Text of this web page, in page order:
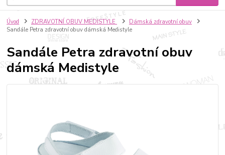
Úvod ZDRAVOTNÍ OBUV MEDISTYLE
Dámská zdravotní obuv
Sandále Petra zdravotní obuv dámská Medistyle
Sandále Petra zdravotní obuv
dámská Medistyle